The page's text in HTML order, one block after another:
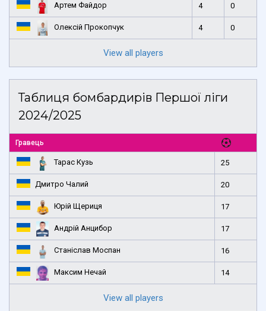
Артем Файдор 4 0
Олексій Прокопчук 4 0
View all players
Таблиця бомбардирів Першої ліги
2024/2025
Гравець
Тарас Кузь 25
Дмитро Чалий 20
Юрій Щериця 17
Андрій Анцибор 17
Станіслав Моспан 16
Максим Нечай 14
View all players